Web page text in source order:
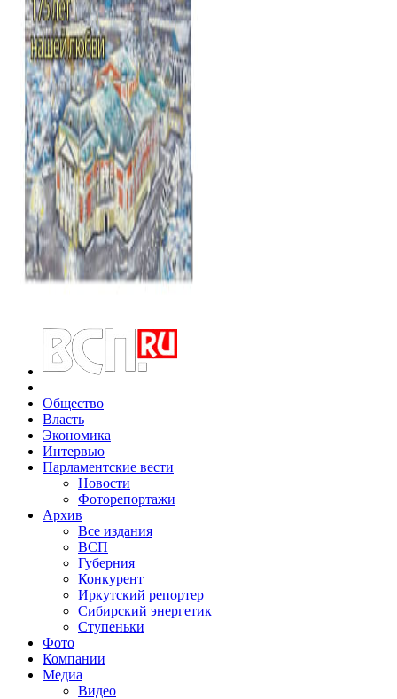
Общество
Власть
Экономика
Интервью
Парламентские вести
Новости
Фоторепортажи
Архив
Все издания
ВСП
Губерния
Конкурент
Иркутский репортер
Сибирский энергетик
Ступеньки
Фото
Компании
Медиа
Видео